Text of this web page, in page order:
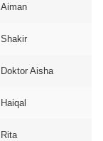
Aiman
Shakir
Doktor Aisha
Haiqal
Rita